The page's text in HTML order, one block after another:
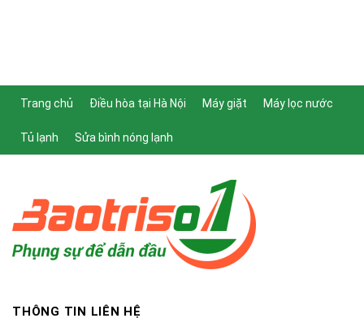
Trang chủ Điều hòa tại Hà Nội Máy giặt Máy lọc nước
Tủ lạnh Sửa bình nóng lạnh
THÔNG TIN LIÊN HỆ